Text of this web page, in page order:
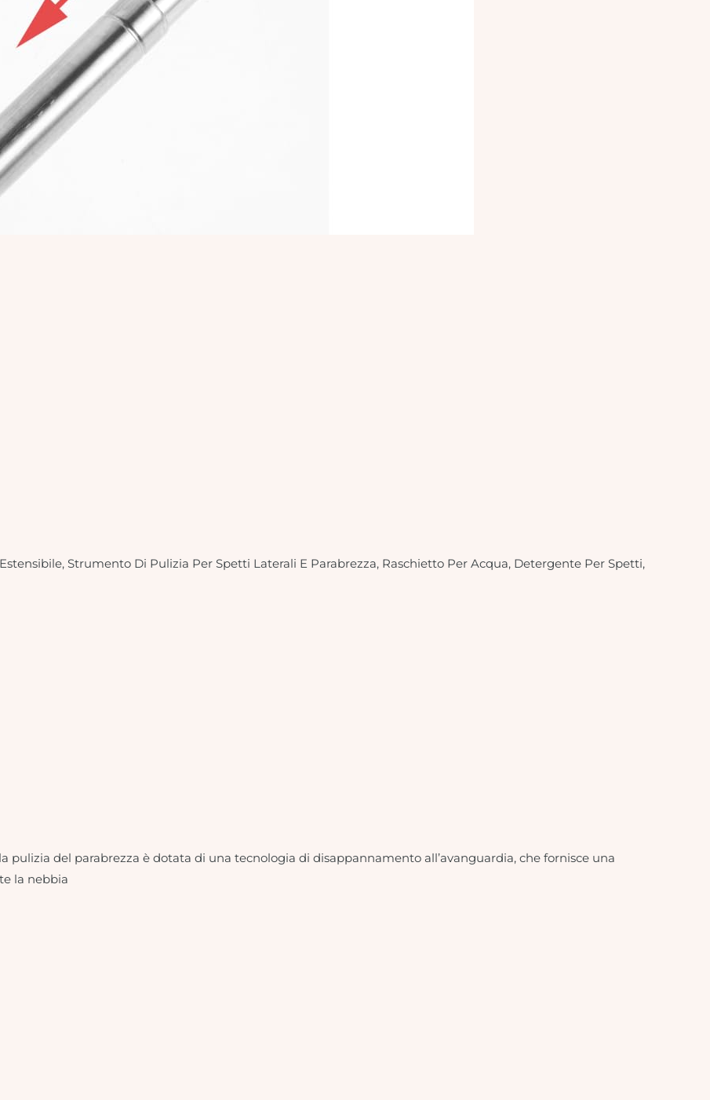
Strumento Di Pulizia Per Spetti Laterali E Parabrezza, Raschietto Per Acqua, Detergente Per Spetti,
pulizia del parabrezza è dotata di una tecnologia di disappannamento all’avanguardia, che fornisce una
la nebbia